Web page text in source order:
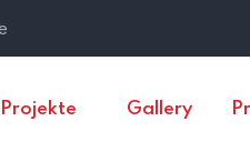
Projekte Gallery